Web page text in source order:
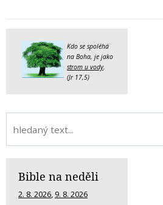
Kdo se spoléhá
na Boha, je jako
strom u vody.
(Jr 17,5)
Bible na neděli
2. 8. 2026, 9. 8. 2026